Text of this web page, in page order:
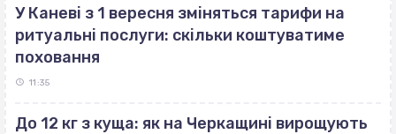
У Каневі з 1 вересня зміняться тарифи на
ритуальні послуги: скільки коштуватиме
поховання
11:35
До 12 кг з куща: як на Черкащині вирощують